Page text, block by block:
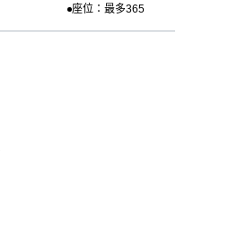
座位：最多365